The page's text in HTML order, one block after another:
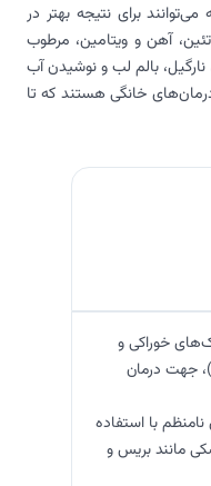
برای نتیجه بهتر در
آهن و ویتامین، مرطوب
بالم لب و نوشیدن آب
خانگی هستند که تا
خوراکی و
جهت درمان
با استفاده
مانند بریس و